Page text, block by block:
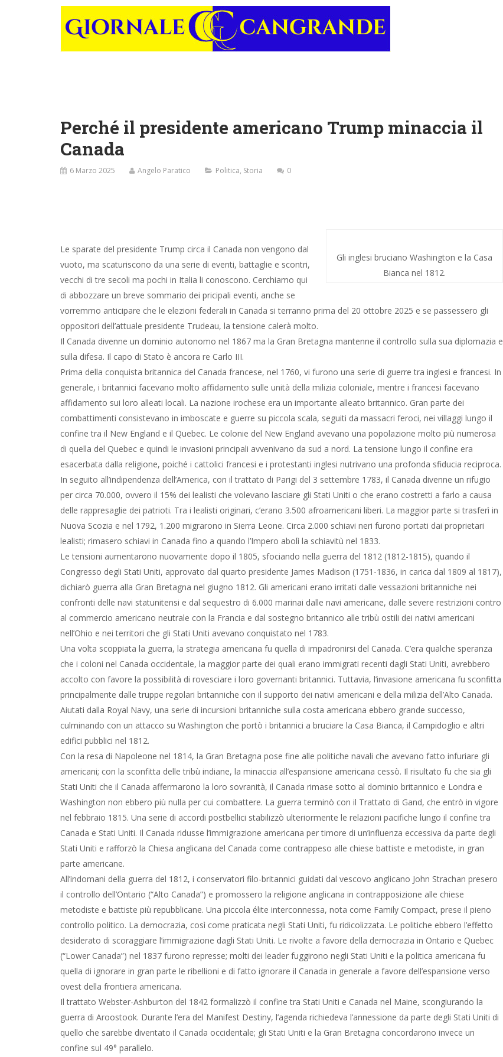
Perché il presidente americano Trump minaccia il
Canada
6 Marzo 2025 Angelo Paratico Politica, Storia 0
Gli inglesi bruciano Washington e la Casa
Bianca nel 1812.
Le sparate del presidente Trump circa il Canada non vengono dal
vuoto, ma scaturiscono da una serie di eventi, battaglie e scontri,
vecchi di tre secoli ma pochi in Italia li conoscono. Cerchiamo qui
di abbozzare un breve sommario dei pricipali eventi, anche se
vorremmo anticipare che le elezioni federali in Canada si terranno prima del 20 ottobre 2025 e se passessero gli
oppositori dell’attuale presidente Trudeau, la tensione calerà molto.
Il Canada divenne un dominio autonomo nel 1867 ma la Gran Bretagna mantenne il controllo sulla sua diplomazia e
sulla difesa. Il capo di Stato è ancora re Carlo III.
Prima della conquista britannica del Canada francese, nel 1760, vi furono una serie di guerre tra inglesi e francesi. In
generale, i britannici facevano molto affidamento sulle unità della milizia coloniale, mentre i francesi facevano
affidamento sui loro alleati locali. La nazione irochese era un importante alleato britannico. Gran parte dei
combattimenti consistevano in imboscate e guerre su piccola scala, seguiti da massacri feroci, nei villaggi lungo il
confine tra il New England e il Quebec. Le colonie del New England avevano una popolazione molto più numerosa
di quella del Quebec e quindi le invasioni principali avvenivano da sud a nord. La tensione lungo il confine era
esacerbata dalla religione, poiché i cattolici francesi e i protestanti inglesi nutrivano una profonda sfiducia reciproca.
In seguito all’indipendenza dell’America, con il trattato di Parigi del 3 settembre 1783, il Canada divenne un rifugio
per circa 70.000, ovvero il 15% dei lealisti che volevano lasciare gli Stati Uniti o che erano costretti a farlo a causa
delle rappresaglie dei patrioti. Tra i lealisti originari, c’erano 3.500 afroamericani liberi. La maggior parte si trasferì in
Nuova Scozia e nel 1792, 1.200 migrarono in Sierra Leone. Circa 2.000 schiavi neri furono portati dai proprietari
lealisti; rimasero schiavi in Canada fino a quando l’Impero abolì la schiavitù nel 1833.
Le tensioni aumentarono nuovamente dopo il 1805, sfociando nella guerra del 1812 (1812-1815), quando il
Congresso degli Stati Uniti, approvato dal quarto presidente James Madison (1751-1836, in carica dal 1809 al 1817),
dichiarò guerra alla Gran Bretagna nel giugno 1812. Gli americani erano irritati dalle vessazioni britanniche nei
confronti delle navi statunitensi e dal sequestro di 6.000 marinai dalle navi americane, dalle severe restrizioni contro
al commercio americano neutrale con la Francia e dal sostegno britannico alle tribù ostili dei nativi americani
nell’Ohio e nei territori che gli Stati Uniti avevano conquistato nel 1783.
Una volta scoppiata la guerra, la strategia americana fu quella di impadronirsi del Canada. C’era qualche speranza
che i coloni nel Canada occidentale, la maggior parte dei quali erano immigrati recenti dagli Stati Uniti, avrebbero
accolto con favore la possibilità di rovesciare i loro governanti britannici. Tuttavia, l’invasione americana fu sconfitta
principalmente dalle truppe regolari britanniche con il supporto dei nativi americani e della milizia dell’Alto Canada.
Aiutati dalla Royal Navy, una serie di incursioni britanniche sulla costa americana ebbero grande successo,
culminando con un attacco su Washington che portò i britannici a bruciare la Casa Bianca, il Campidoglio e altri
edifici pubblici nel 1812.
Con la resa di Napoleone nel 1814, la Gran Bretagna pose fine alle politiche navali che avevano fatto infuriare gli
americani; con la sconfitta delle tribù indiane, la minaccia all’espansione americana cessò. Il risultato fu che sia gli
Stati Uniti che il Canada affermarono la loro sovranità, il Canada rimase sotto al dominio britannico e Londra e
Washington non ebbero più nulla per cui combattere. La guerra terminò con il Trattato di Gand, che entrò in vigore
nel febbraio 1815. Una serie di accordi postbellici stabilizzò ulteriormente le relazioni pacifiche lungo il confine tra
Canada e Stati Uniti. Il Canada ridusse l’immigrazione americana per timore di un’influenza eccessiva da parte degli
Stati Uniti e rafforzò la Chiesa anglicana del Canada come contrappeso alle chiese battiste e metodiste, in gran
parte americane.
All’indomani della guerra del 1812, i conservatori filo-britannici guidati dal vescovo anglicano John Strachan presero
il controllo dell’Ontario (“Alto Canada”) e promossero la religione anglicana in contrapposizione alle chiese
metodiste e battiste più repubblicane. Una piccola élite interconnessa, nota come Family Compact, prese il pieno
controllo politico. La democrazia, così come praticata negli Stati Uniti, fu ridicolizzata. Le politiche ebbero l’effetto
desiderato di scoraggiare l’immigrazione dagli Stati Uniti. Le rivolte a favore della democrazia in Ontario e Quebec
(“Lower Canada”) nel 1837 furono represse; molti dei leader fuggirono negli Stati Uniti e la politica americana fu
quella di ignorare in gran parte le ribellioni e di fatto ignorare il Canada in generale a favore dell’espansione verso
ovest della frontiera americana.
Il trattato Webster-Ashburton del 1842 formalizzò il confine tra Stati Uniti e Canada nel Maine, scongiurando la
guerra di Aroostook. Durante l’era del Manifest Destiny, l’agenda richiedeva l’annessione da parte degli Stati Uniti di
quello che sarebbe diventato il Canada occidentale; gli Stati Uniti e la Gran Bretagna concordarono invece un
confine sul 49° parallelo.